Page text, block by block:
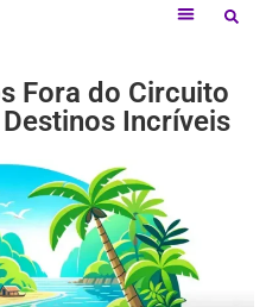
Fora do Circuito
Incríveis